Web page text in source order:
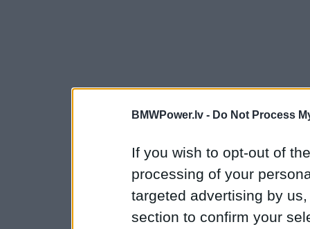
BMWPower.lv - Do Not Process
If you wish to opt-out of
processing of your
targeted advertising by
section to confirm your